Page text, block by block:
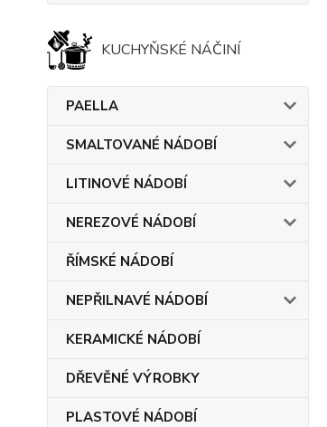
KUCHYŇSKÉ NÁČINÍ
PAELLA
SMALTOVANÉ NÁDOBÍ
LITINOVÉ NÁDOBÍ
NEREZOVÉ NÁDOBÍ
ŘÍMSKÉ NÁDOBÍ
NEPŘILNAVÉ NÁDOBÍ
KERAMICKÉ NÁDOBÍ
DŘEVĚNÉ VÝROBKY
PLASTOVÉ NÁDOBÍ